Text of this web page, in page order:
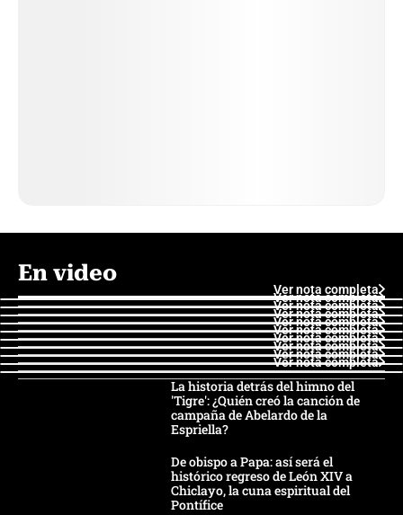
En video
Ver nota completa
Ver nota completa
Ver nota completa
Ver nota completa
Ver nota completa
Ver nota completa
Ver nota completa
Ver nota completa
Ver nota completa
Ver nota completa
La historia detrás del himno del
'Tigre': ¿Quién creó la canción de
campaña de Abelardo de la
Espriella?
De obispo a Papa: así será el
histórico regreso de León XIV a
Chiclayo, la cuna espiritual del
Pontífice